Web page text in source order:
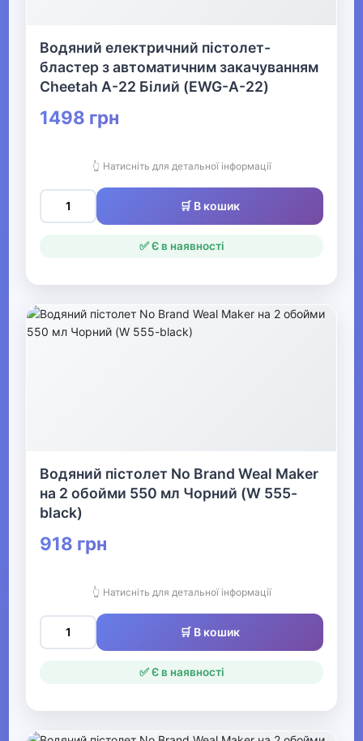
машинок
Розвиток та творчість
М'які іграшки, фігурки, ляльки
Ігрові набори
Робототехніка
Спінери
Дитяча кімната
Для найменших
Гігієна та догляд за дитиною
Конструктори LEGO
Водяний електричний пістолет-
бластер з автоматичним закачуванням
Cheetah A-22 Білий (EWG-A-22)
1498 грн
👆 Натисніть для детальної інформації
🛒 В кошик
✅ Є в наявності
Водяний пістолет No Brand Weal Maker
на 2 обойми 550 мл Чорний (W 555-
black)
918 грн
👆 Натисніть для детальної інформації
🛒 В кошик
✅ Є в наявності